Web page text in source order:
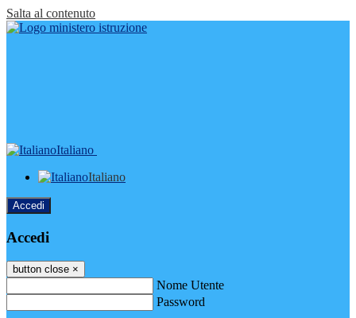
Salta al contenuto
Italiano
Italiano
Accedi
Accedi
button close ×
Nome Utente
Password